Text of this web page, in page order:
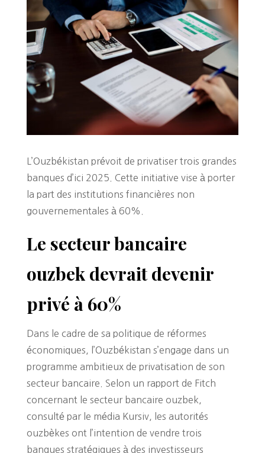
L’Ouzbékistan prévoit de privatiser trois grandes
banques d’ici 2025. Cette initiative vise à porter
la part des institutions financières non
gouvernementales à 60%.
Le secteur bancaire
ouzbek devrait devenir
privé à 60%
Dans le cadre de sa politique de réformes
économiques, l’Ouzbékistan s’engage dans un
programme ambitieux de privatisation de son
secteur bancaire. Selon un rapport de Fitch
concernant le secteur bancaire ouzbek,
consulté par le média Kursiv, les autorités
ouzbèkes ont l’intention de vendre trois
banques stratégiques à des investisseurs